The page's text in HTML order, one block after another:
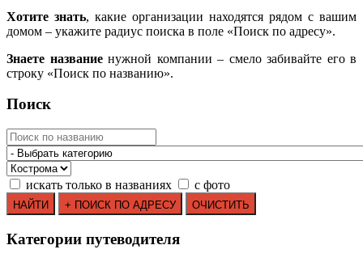
Хотите знать, какие организации находятся рядом с вашим
домом – укажите радиус поиска в поле «Поиск по адресу».
Знаете названиенужной компании – смело забивайте его в
строку «Поиск по названию».
Поиск
искать только в названиях с фото
Категории путеводителя